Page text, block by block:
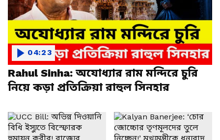
Rahul Sinha: অযোধ্যার রাম মন্দিরে চুরি
নিয়ে কড়া প্রতিক্রিয়া রাহুল সিনহার
04:23